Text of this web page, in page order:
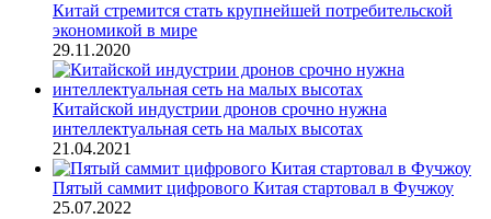
Китай стремится стать крупнейшей потребительской
экономикой в ​​мире
29.11.2020
Китайской индустрии дронов срочно нужна
интеллектуальная сеть на малых высотах
21.04.2021
Пятый саммит цифрового Китая стартовал в Фучжоу
25.07.2022